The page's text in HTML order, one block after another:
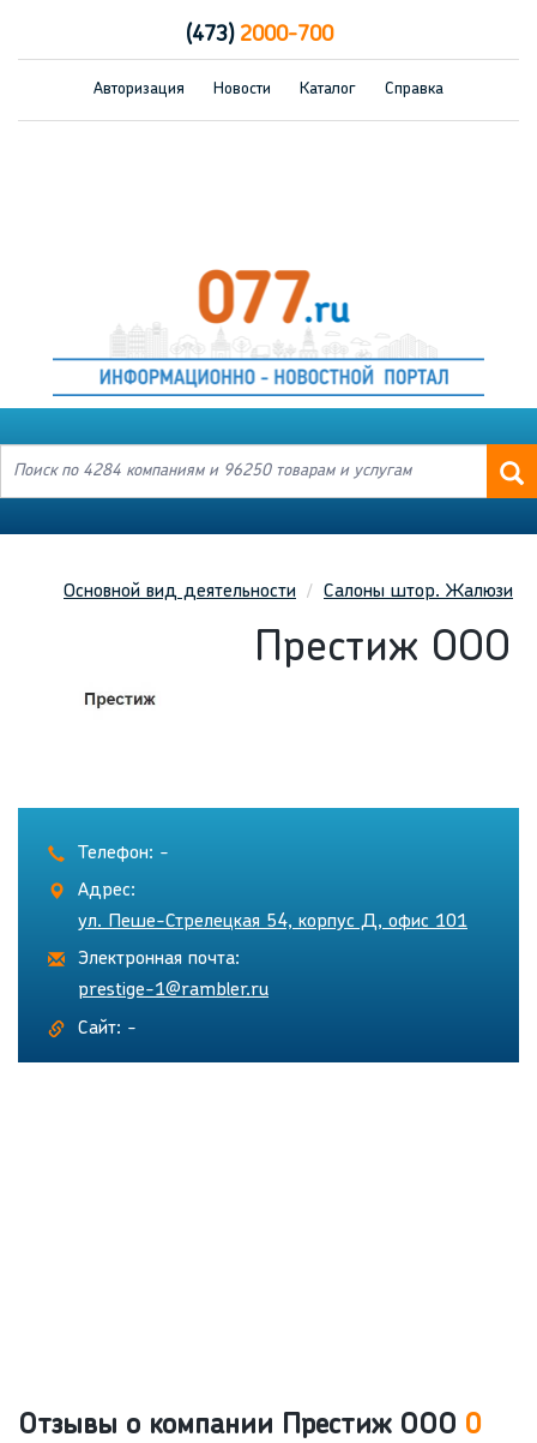
(473)2000-700
Авторизация Новости Каталог Справка
Основной вид деятельности Салоны штор. Жалюзи
Престиж ООО
Телефон: -
Адрес:
ул. Пеше-Стрелецкая 54, корпус Д, офис 101
Электронная почта:
prestige-1@rambler.ru
Сайт: -
Отзывы о компании Престиж ООО 0